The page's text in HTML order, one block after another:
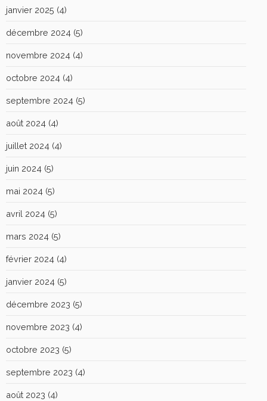
janvier 2025 (4)
décembre 2024 (5)
novembre 2024 (4)
octobre 2024 (4)
septembre 2024 (5)
août 2024 (4)
juillet 2024 (4)
juin 2024 (5)
mai 2024 (5)
avril 2024 (5)
mars 2024 (5)
février 2024 (4)
janvier 2024 (5)
décembre 2023 (5)
novembre 2023 (4)
octobre 2023 (5)
septembre 2023 (4)
août 2023 (4)